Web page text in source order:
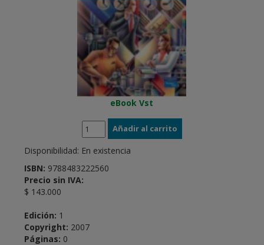
eBook Vst
Disponibilidad: En existencia
ISBN: 9788483222560
Precio sin IVA:
$ 143.000
Edición: 1
Copyright: 2007
Páginas: 0